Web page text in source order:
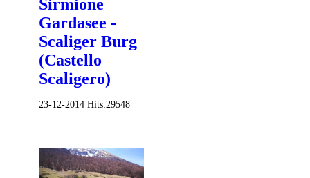
Sirmione
Gardasee -
Scaliger Burg
(Castello
Scaligero)
23-12-2014 Hits:29548